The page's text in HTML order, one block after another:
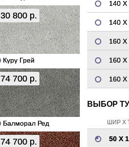
30 800 р.
Куру Грей
74 700 р.
Балморал Ред
74 700 р.
140 Х
140 Х
160 Х
160 Х
160 Х
ВЫБОР
ШИР Х
50 Х